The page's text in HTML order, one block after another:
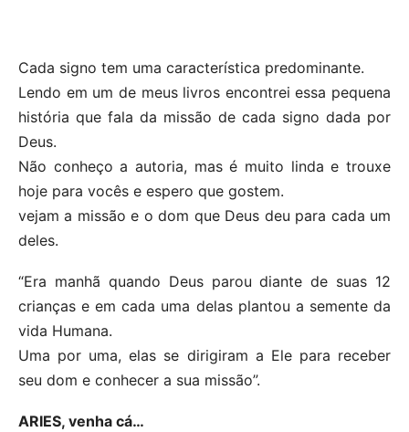
Cada signo tem uma característica predominante.
Lendo em um de meus livros encontrei essa pequena
história que fala da missão de cada signo dada por
Deus.
Não conheço a autoria, mas é muito linda e trouxe
hoje para vocês e espero que gostem.
vejam a missão e o dom que Deus deu para cada um
deles.
“Era manhã quando Deus parou diante de suas 12
crianças e em cada uma delas plantou a semente da
vida Humana.
Uma por uma, elas se dirigiram a Ele para receber
seu dom e conhecer a sua missão”.
ARIES, venha cá…